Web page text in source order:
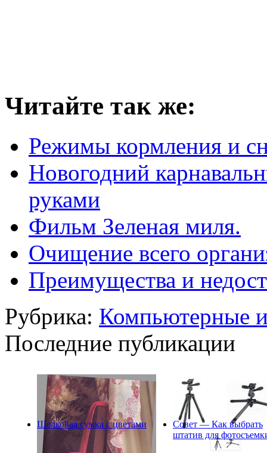
Читайте так же:
Режимы кормления и
Новогодний
руками
Фильм Зеленая миля.
Очищение всего
Преимущества и
Рубрика: Компьютерные
Последние публикации
Шелковая сумка с цветами
Совет — Как выбрать
штатив для